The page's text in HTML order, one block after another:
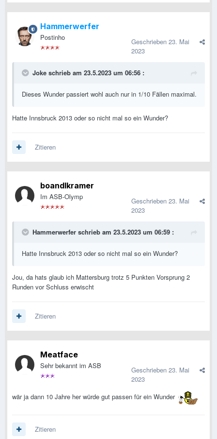
Hammerwerfer
Postinho Geschrieben 23. Mai
2023
Joke schrieb am 23.5.2023 um 06:56 :
Dieses Wunder passiert wohl auch nur in 1/10 Fällen maximal.
Hatte Innsbruck 2013 oder so nicht mal so ein Wunder?
Zitieren
boandlkramer
Im ASB-Olymp Geschrieben 23. Mai
2023
Hammerwerfer schrieb am 23.5.2023 um 06:59 :
Hatte Innsbruck 2013 oder so nicht mal so ein Wunder?
Jou, da hats glaub ich Mattersburg trotz 5 Punkten Vorsprung 2
Runden vor Schluss erwischt
Zitieren
Meatface
Sehr bekannt im ASB Geschrieben 23. Mai
2023
wär ja dann 10 Jahre her würde gut passen für ein Wunder
Zitieren